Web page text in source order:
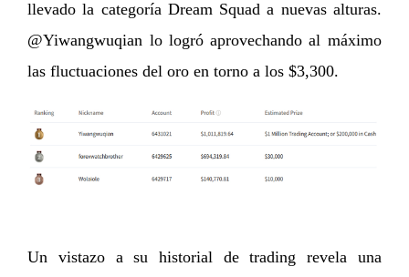
llevado la categoría Dream Squad a nuevas alturas.
@Yiwangwuqian lo logró aprovechando al máximo
las fluctuaciones del oro en torno a los $3,300.
Un vistazo a su historial de trading revela una